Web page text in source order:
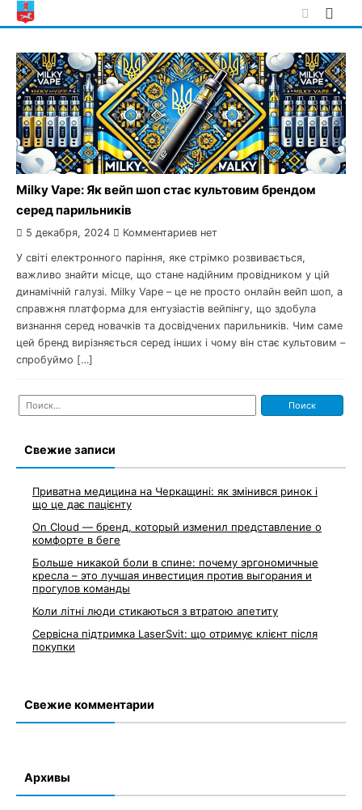
Skip
to
Milky Vape: Як вейп шоп стає культовим брендом
серед парильників
5 декабря, 2024 Комментариев нет
У світі електронного паріння, яке стрімко розвивається,
важливо знайти місце, що стане надійним провідником у цій
динамічній галузі. Milky Vape – це не просто онлайн вейп шоп, а
справжня платформа для ентузіастів вейпінгу, що здобула
визнання серед новачків та досвідчених парильників. Чим саме
цей бренд вирізняється серед інших і чому він стає культовим –
спробуймо […]
Найти:
Свежие записи
Приватна медицина на Черкащині: як змінився ринок і
що це дає пацієнту
On Cloud — бренд, который изменил представление о
комфорте в беге
Больше никакой боли в спине: почему эргономичные
кресла – это лучшая инвестиция против выгорания и
прогулов команды
Коли літні люди стикаються з втратою апетиту
Сервісна підтримка LaserSvit: що отримує клієнт після
покупки
Свежие комментарии
Архивы